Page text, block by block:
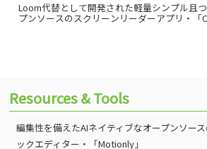
Loom代替として開発された軽量シンプル且
プンソースのスクリーンリーダーアプリ・「
Resources & Tools
編集性を備えたAIネイティブなオープンソー
ックエディター・「Motionly」